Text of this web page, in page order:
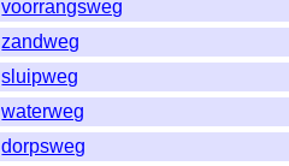
voorrangsweg
zandweg
sluipweg
waterweg
dorpsweg